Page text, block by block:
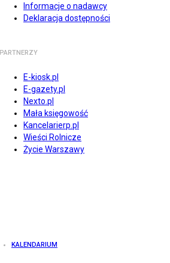
Informacje o nadawcy
Deklaracja dostępności
PARTNERZY
E-kiosk.pl
E-gazety.pl
Nexto.pl
Mała księgowość
Kancelarierp.pl
Wieści Rolnicze
Życie Warszawy
KALENDARIUM